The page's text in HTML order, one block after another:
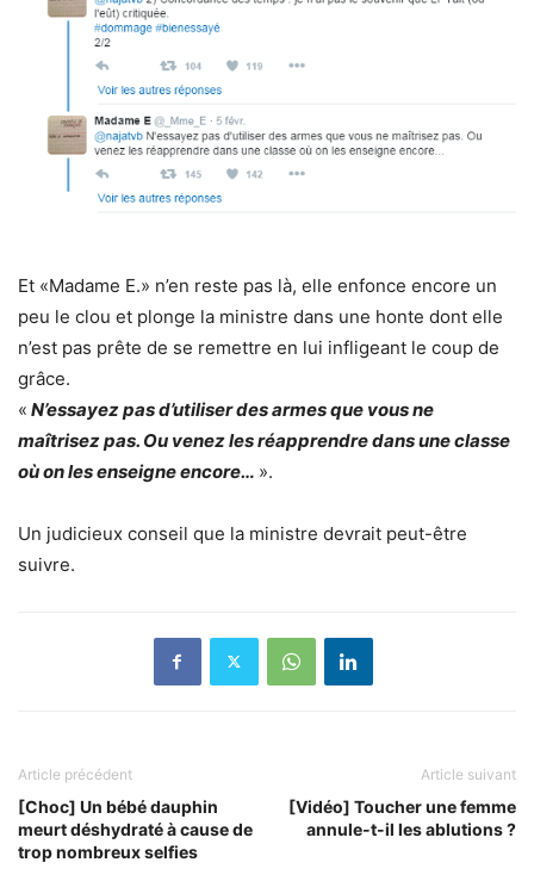
Et «Madame E.» n’en reste pas là, elle enfonce encore un
peu le clou et plonge la ministre dans une honte dont elle
n’est pas prête de se remettre en lui infligeant le coup de
grâce.
« N’essayez pas d’utiliser des armes que vous ne
maîtrisez pas. Ou venez les réapprendre dans une classe
où on les enseigne encore… ».
Un judicieux conseil que la ministre devrait peut-être
suivre.
Article précédent
[Choc] Un bébé dauphin
meurt déshydraté à cause de
trop nombreux selfies
Article suivant
[Vidéo] Toucher une femme
annule-t-il les ablutions ?